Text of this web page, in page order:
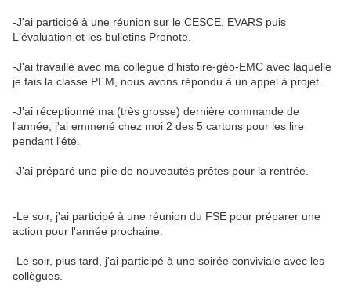
-J'ai participé à une réunion sur le CESCE, EVARS puis
L'évaluation et les bulletins Pronote.
-J'ai travaillé avec ma collègue d'histoire-géo-EMC avec laquelle
je fais la classe PEM, nous avons répondu à un appel à projet.
-J'ai réceptionné ma (très grosse) dernière commande de
l'année, j'ai emmené chez moi 2 des 5 cartons pour les lire
pendant l'été.
-J'ai préparé une pile de nouveautés prêtes pour la rentrée.
-Le soir, j'ai participé à une réunion du FSE pour préparer une
action pour l'année prochaine.
-Le soir, plus tard, j'ai participé à une soirée conviviale avec les
collègues.